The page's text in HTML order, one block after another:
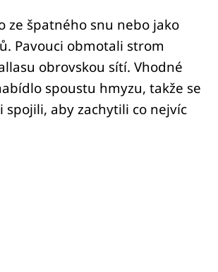
ze špatného snu nebo jako
Pavouci obmotali strom
obrovskou sítí. Vhodné
spoustu hmyzu, takže se
aby zachytili co nejvíc